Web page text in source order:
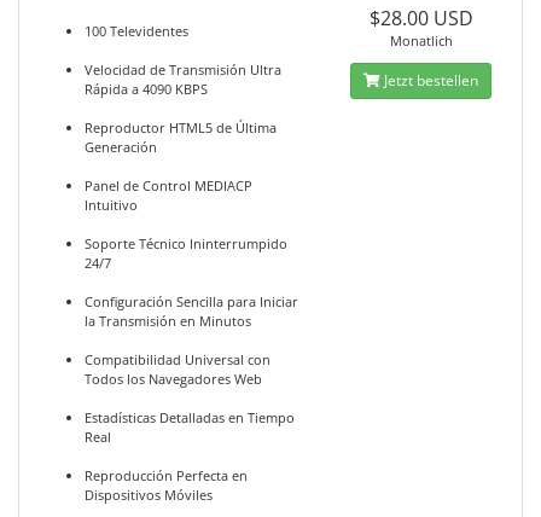
100 Televidentes
Velocidad de Transmisión Ultra
Rápida a 4090 KBPS
Reproductor HTML5 de Última
Generación
Panel de Control MEDIACP
Intuitivo
Soporte Técnico Ininterrumpido
24/7
Configuración Sencilla para Iniciar
la Transmisión en Minutos
Compatibilidad Universal con
Todos los Navegadores Web
Estadísticas Detalladas en Tiempo
Real
Reproducción Perfecta en
Dispositivos Móviles
$28.00 USD
Monatlich
Jetzt bestellen